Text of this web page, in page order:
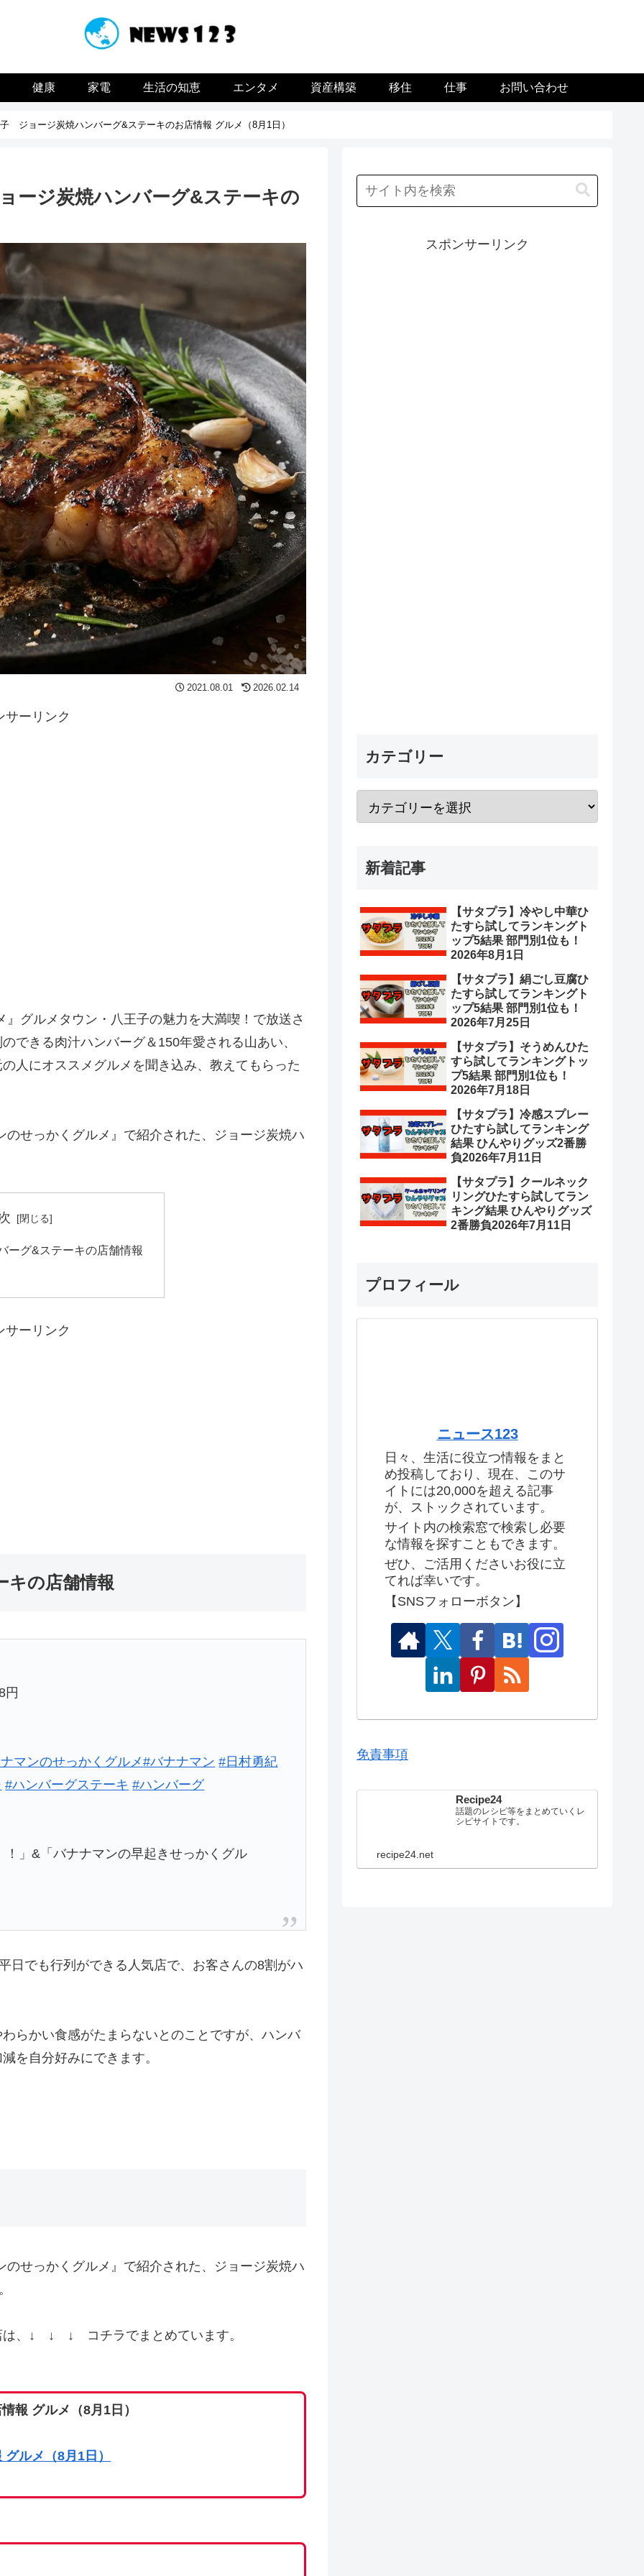
健康 家電 生活の知恵 エンタメ 資産構築 移住 仕事 お問い合わせ
ジョージ炭焼ハンバーグ&ステーキのお店情報 グルメ（8月1日）
ージ炭焼ハンバーグ&ステーキの
2021.08.01 2026.02.14
サーリンク
グルメタウン・八王子の魅力を大満喫！で放送さ
できる肉汁ハンバーグ＆150年愛される山あい、
人にオススメグルメを聞き込み、教えてもらった
せっかくグルメ』で紹介された、ジョージ炭焼ハ
ーグ&ステーキの店舗情報
サーリンク
キの店舗情報
円
マンのせっかくグルメ#バナナマン #日村勇紀
#ハンバーグステーキ #ハンバーグ
」&「バナナマンの早起きせっかくグル
日でも行列ができる人気店で、お客さんの8割がハ
らかい食感がたまらないとのことですが、ハンバ
を自分好みにできます。
せっかくグルメ』で紹介された、ジョージ炭焼ハ
は、↓ ↓ ↓ コチラでまとめています。
報 グルメ（8月1日）
ルメ（8月1日）
スポンサーリンク
カテゴリー
新着記事
【サタプラ】冷やし中華ひ
たすら試してランキングト
ップ5結果 部門別1位も！
2026年8月1日
【サタプラ】絹ごし豆腐ひ
たすら試してランキングト
ップ5結果 部門別1位も！
2026年7月25日
【サタプラ】そうめんひた
すら試してランキングトッ
プ5結果 部門別1位も！
2026年7月18日
【サタプラ】冷感スプレー
ひたすら試してランキング
結果 ひんやりグッズ2番勝
負2026年7月11日
【サタプラ】クールネック
リングひたすら試してラン
キング結果 ひんやりグッズ
2番勝負2026年7月11日
プロフィール
ニュース123
日々、生活に役立つ情報をまと
め投稿しており、現在、このサ
イトには20,000を超える記事
が、ストックされています。
サイト内の検索窓で検索し必要
な情報を探すこともできます。
ぜひ、ご活用くださいお役に立
てれば幸いです。
【SNSフォローボタン】
免責事項
Recipe24
話題のレシピ等をまとめていくレ
シピサイトです。
recipe24.net